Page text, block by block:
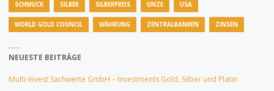
SCHMUCK SILBER SILBERPREIS UNZE USA
WORLD GOLD COUNCIL WÄHRUNG ZENTRALBANKEN ZINSEN
NEUESTE BEITRÄGE
Multi-Invest Sachwerte GmbH – Investments Gold, Silber und Platin